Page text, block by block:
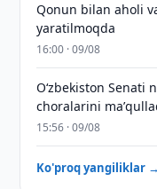
Qonun bilan aholi
yaratilmoqda
16:00 · 09/08
Oʻzbekiston Senati
choralarini
15:56 · 09/08
Ko'proq yangiliklar →